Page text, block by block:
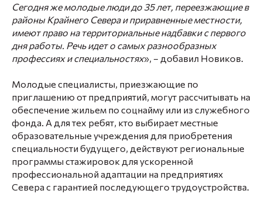
Сегодня же молодые люди до 35 лет, переезжающие в
районы Крайнего Севера и приравненные местности,
имеют право на территориальные надбавки с первого
дня работы. Речь идет о самых разнообразных
профессиях и специальностях», – добавил Новиков.
Молодые специалисты, приезжающие по
приглашению от предприятий, могут рассчитывать на
обеспечение жильем по соцнайму или из служебного
фонда. А для тех ребят, кто выбирает местные
образовательные учреждения для приобретения
специальности будущего, действуют региональные
программы стажировок для ускоренной
профессиональной адаптации на предприятиях
Севера с гарантией последующего трудоустройства.